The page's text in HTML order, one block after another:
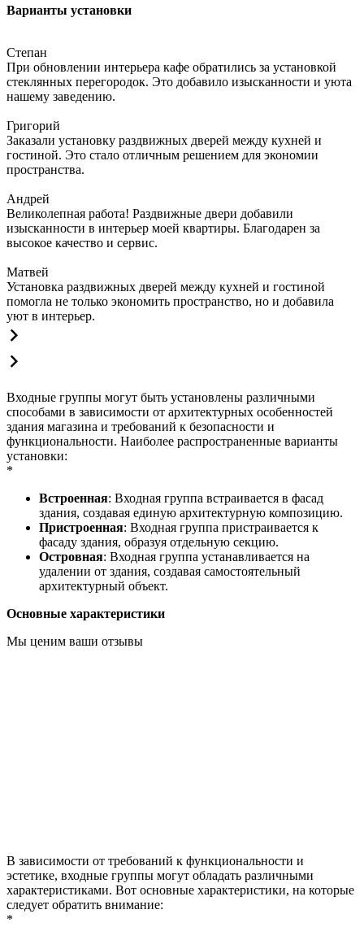
Варианты установки
Степан
При обновлении интерьера кафе обратились за установкой
стеклянных перегородок. Это добавило изысканности и уюта
нашему заведению.
Григорий
Заказали установку раздвижных дверей между кухней и
гостиной. Это стало отличным решением для экономии
пространства.
Андрей
Великолепная работа! Раздвижные двери добавили
изысканности в интерьер моей квартиры. Благодарен за
высокое качество и сервис.
Матвей
Установка раздвижных дверей между кухней и гостиной
помогла не только экономить пространство, но и добавила
уют в интерьер.
Входные группы могут быть установлены различными
способами в зависимости от архитектурных особенностей
здания магазина и требований к безопасности и
функциональности. Наиболее распространенные варианты
установки:
*
Встроенная: Входная группа встраивается в фасад
здания, создавая единую архитектурную композицию.
Пристроенная: Входная группа пристраивается к
фасаду здания, образуя отдельную секцию.
Островная: Входная группа устанавливается на
удалении от здания, создавая самостоятельный
архитектурный объект.
Основные характеристики
Мы ценим ваши отзывы
В зависимости от требований к функциональности и
эстетике, входные группы могут обладать различными
характеристиками. Вот основные характеристики, на которые
следует обратить внимание:
*